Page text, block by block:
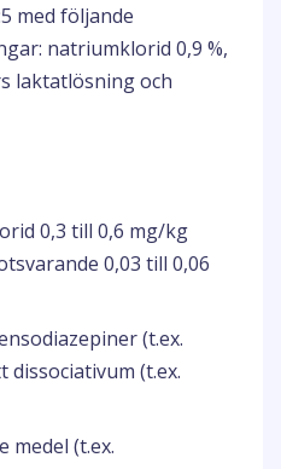
med följande
natriumklorid 0,9 %,
laktatlösning och
0,3 till 0,6 mg/kg
0,03 till 0,06
(t.ex.
dissociativum (t.ex.
medel (t.ex.